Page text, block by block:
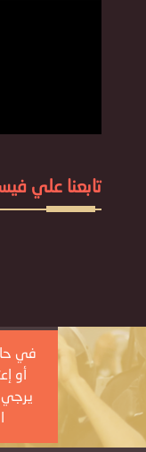
تابعنا علي
في
أو
يرجي